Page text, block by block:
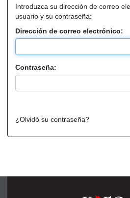
Introduzca su dirección de correo
usuario y su contraseña:
Dirección de correo electrónico:
Contraseña:
¿Olvidó su contraseña?